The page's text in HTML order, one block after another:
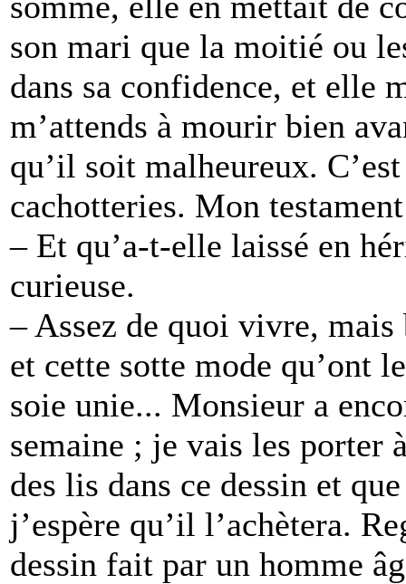
son mari que la moitié ou
dans sa confidence, et elle
m’attends à mourir bien
qu’il soit malheureux.
cachotteries. Mon
– Et qu’a-t-elle laissé en
curieuse.
– Assez de quoi vivre,
et cette sotte mode qu’ont
soie unie... Monsieur a
semaine ; je vais les
des lis dans ce dessin et
j’espère qu’il l’achètera.
dessin fait par un homme